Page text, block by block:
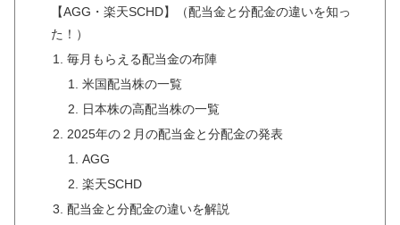
【AGG・楽天SCHD】（配当金と分配金の違いを知っ
た！）
毎月もらえる配当金の布陣
米国配当株の一覧
日本株の高配当株の一覧
2025年の２月の配当金と分配金の発表
AGG
楽天SCHD
配当金と分配金の違いを解説